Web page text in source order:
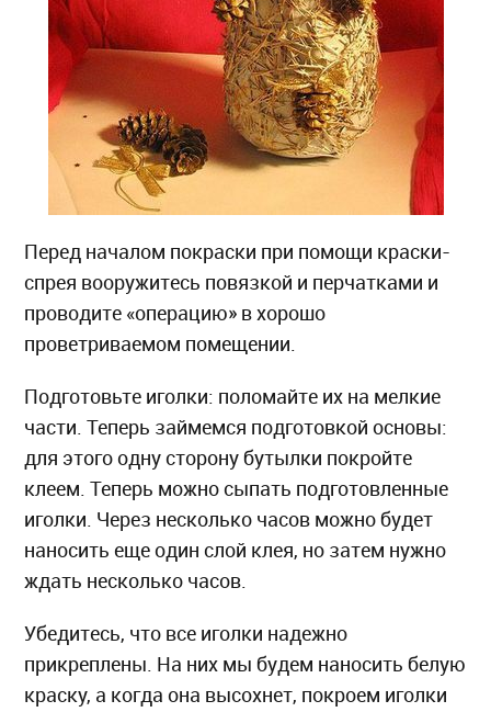
Перед началом покраски при помощи краски-
спрея вооружитесь повязкой и перчатками и
проводите «операцию» в хорошо
проветриваемом помещении.
Подготовьте иголки: поломайте их на мелкие
части. Теперь займемся подготовкой основы:
для этого одну сторону бутылки покройте
клеем. Теперь можно сыпать подготовленные
иголки. Через несколько часов можно будет
наносить еще один слой клея, но затем нужно
ждать несколько часов.
Убедитесь, что все иголки надежно
прикреплены. На них мы будем наносить белую
краску, а когда она высохнет, покроем иголки